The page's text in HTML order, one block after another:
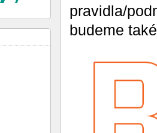
pravidla/
budeme